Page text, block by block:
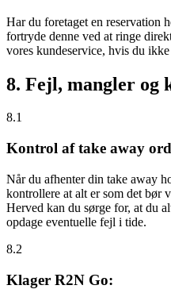
Har du foretaget en reservation
fortryde denne ved at ringe
vores kundeservice, hvis du
8. Fejl, mangler og
8.1
Kontrol af take away
Når du afhenter din take away
kontrollere at alt er som det bør
Herved kan du sørge for, at du
opdage eventuelle fejl i tide.
8.2
Klager R2N Go: